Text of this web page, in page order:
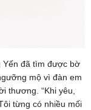
Yến đã tìm được bờ
mộ vì đàn em
thương. “Khi yêu,
từng có nhiều mối